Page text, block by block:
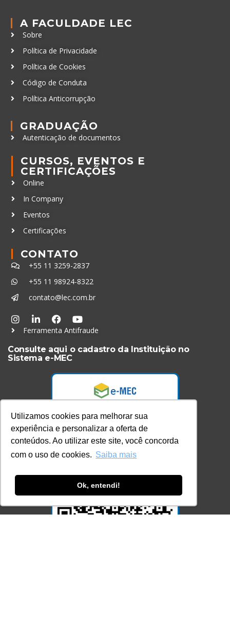
Utilizamos cookies para melhorar sua
experiência e personalizar a oferta de
conteúdos. Ao utilizar este site, você concorda
com o uso de cookies. Saiba mais
Ok, entendi!
A FACULDADE LEC
Sobre
Política de Privacidade
Política de Cookies
Código de Conduta
Política Anticorrupção
GRADUAÇÃO
Autenticação de documentos
CURSOS, EVENTOS E
CERTIFICAÇÕES
Online
In Company
Eventos
Certificações
CONTATO
+55 11 3259-2837
+55 11 98924-8322
contato@lec.com.br
Ferramenta Antifraude
Consulte aqui o cadastro da Instituição no
Sistema e-MEC